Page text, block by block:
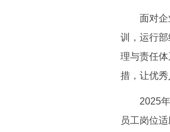
面对企业
训，运行部
理与责任
措，让优秀
2025年，
员工岗位